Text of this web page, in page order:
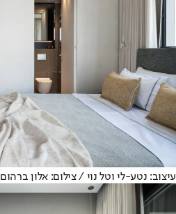
עיצוב: נטע-לי וטל נוי / צילום: אלון ברהום